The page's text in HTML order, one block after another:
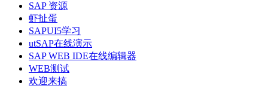
SAP 资源
虾扯蛋
SAPUI5学习
utSAP在线演示
SAP WEB IDE在线编辑器
WEB测试
欢迎来搞